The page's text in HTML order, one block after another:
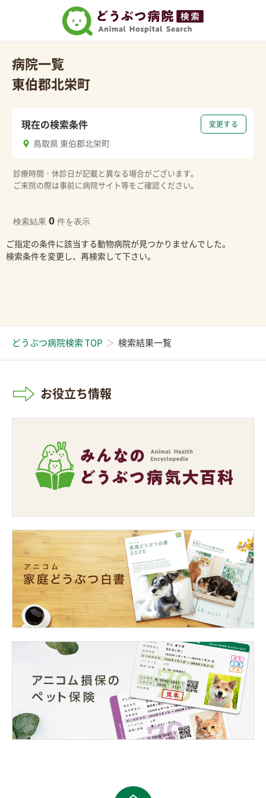
病院一覧
東伯郡北栄町
変更する
現在の検索条件
鳥取県 東伯郡北栄町
診療時間・休診日が記載と異なる場合がございます。
ご来院の際は事前に病院サイト等をご確認ください。
検索結果 0 件を表示
ご指定の条件に該当する動物病院が見つかりませんでした。
検索条件を変更し、再検索して下さい。
どうぶつ病院検索 TOP 検索結果一覧
お役立ち情報